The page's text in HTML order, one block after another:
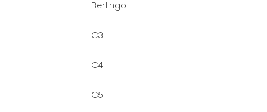
Berlingo
C3
C4
C5